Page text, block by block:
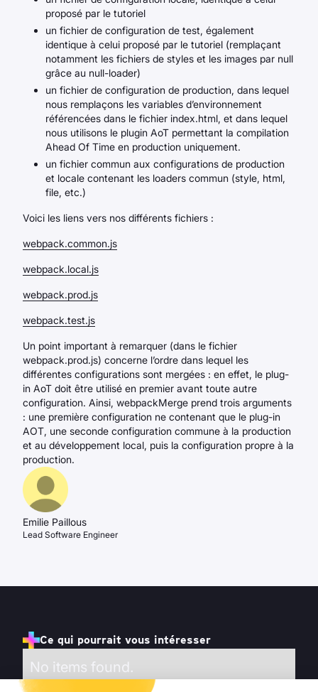
proposé par le tutoriel
un fichier de configuration de test, également
identique à celui proposé par le tutoriel (remplaçant
notamment les fichiers de styles et les images par null
grâce au null-loader)
un fichier de configuration de production, dans lequel
nous remplaçons les variables d’environnement
référencées dans le fichier index.html, et dans lequel
nous utilisons le plugin AoT permettant la compilation
Ahead Of Time en production uniquement.
un fichier commun aux configurations de production
et locale contenant les loaders commun (style, html,
file, etc.)
Voici les liens vers nos différents fichiers :
webpack.common.js
webpack.local.js
webpack.prod.js
webpack.test.js
Un point important à remarquer (dans le fichier
webpack.prod.js) concerne l’ordre dans lequel les
différentes configurations sont mergées : en effet, le plug-
in AoT doit être utilisé en premier avant toute autre
configuration. Ainsi, webpackMerge prend trois arguments
: une première configuration ne contenant que le plug-in
AOT, une seconde configuration commune à la production
et au développement local, puis la configuration propre à la
production.
Emilie Paillous
Lead Software Engineer
Ce qui pourrait vous intéresser
No items found.